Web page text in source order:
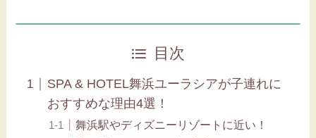
目次
SPA & HOTEL舞浜ユーラシアが子連れに
おすすめな理由4選！
舞浜駅やディズニーリゾートに近い！